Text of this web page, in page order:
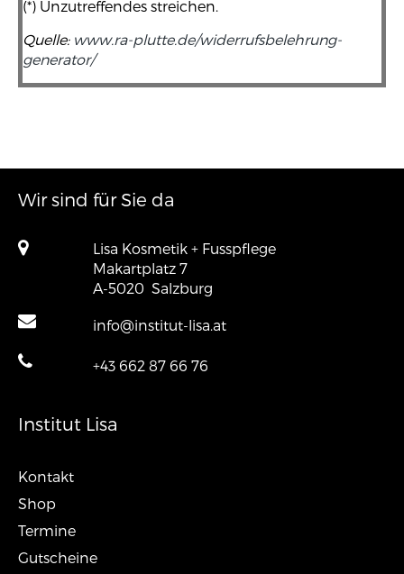
(*) Unzutreffendes streichen.
Quelle: www.ra-plutte.de/widerrufsbelehrung-
generator/
Wir sind für Sie da
Lisa Kosmetik + Fusspflege
Makartplatz 7
A-5020 Salzburg
info@institut-lisa.at
+43 662 87 66 76
Institut Lisa
Kontakt
Shop
Termine
Gutscheine